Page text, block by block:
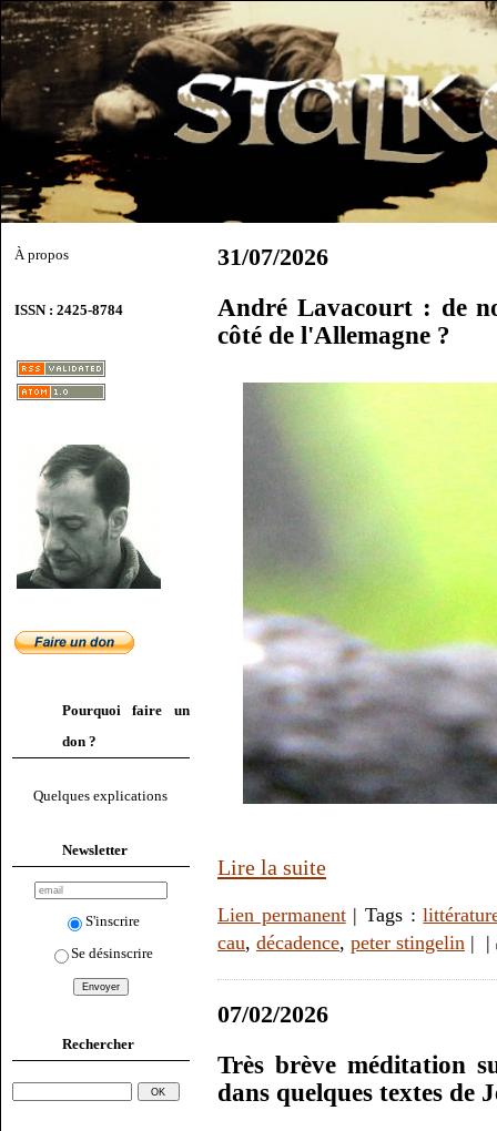
À propos
ISSN : 2425-8784
Pourquoi faire un
don ?
Quelques explications
Newsletter
S'inscrire
Se désinscrire
Rechercher
31/07/2026
André Lavacourt : de
côté de l'Allemagne ?
Lire la suite
Lien permanent| Tags :
cau, décadence, peter stingelin | |
07/02/2026
Très brève méditation
dans quelques textes de